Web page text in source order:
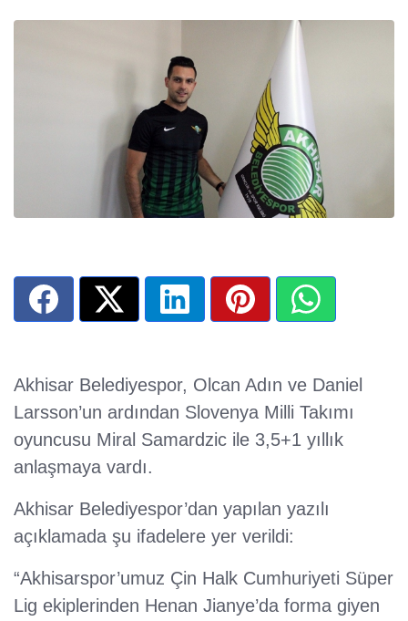
Akhisar Belediyespor, Olcan Adın ve Daniel
Larsson’un ardından Slovenya Milli Takımı
oyuncusu Miral Samardzic ile 3,5+1 yıllık
anlaşmaya vardı.
Akhisar Belediyespor’dan yapılan yazılı
açıklamada şu ifadelere yer verildi:
“Akhisarspor’umuz Çin Halk Cumhuriyeti Süper
Lig ekiplerinden Henan Jianye’da forma giyen